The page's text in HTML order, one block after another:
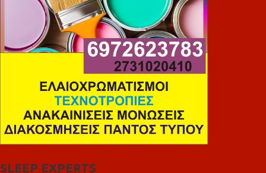
SLEEP EXPERTS